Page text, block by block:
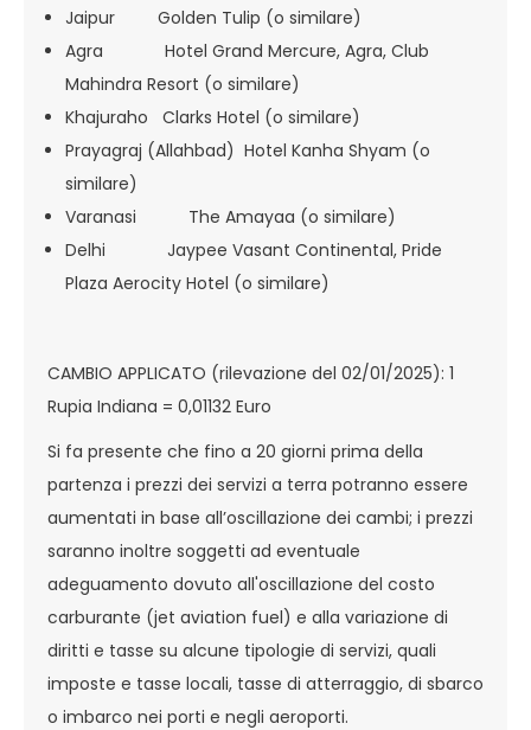
Jaipur Golden Tulip (o similare)
Agra Hotel Grand Mercure, Agra, Club
Mahindra Resort (o similare)
Khajuraho Clarks Hotel (o similare)
Prayagraj (Allahbad) Hotel Kanha Shyam (o
similare)
Varanasi The Amayaa (o similare)
Delhi Jaypee Vasant Continental, Pride
Plaza Aerocity Hotel (o similare)
CAMBIO APPLICATO (rilevazione del 02/01/2025): 1
Rupia Indiana = 0,01132 Euro
Si fa presente che fino a 20 giorni prima della
partenza i prezzi dei servizi a terra potranno essere
aumentati in base all’oscillazione dei cambi; i prezzi
saranno inoltre soggetti ad eventuale
adeguamento dovuto all'oscillazione del costo
carburante (jet aviation fuel) e alla variazione di
diritti e tasse su alcune tipologie di servizi, quali
imposte e tasse locali, tasse di atterraggio, di sbarco
o imbarco nei porti e negli aeroporti.